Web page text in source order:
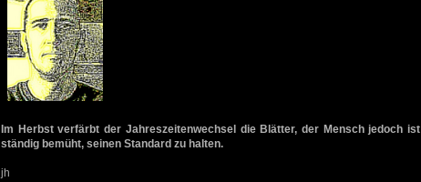
Im Herbst verfärbt der Jahreszeitenwechsel die Blätter, der Mensch jedoch ist
ständig bemüht, seinen Standard zu halten.
jh